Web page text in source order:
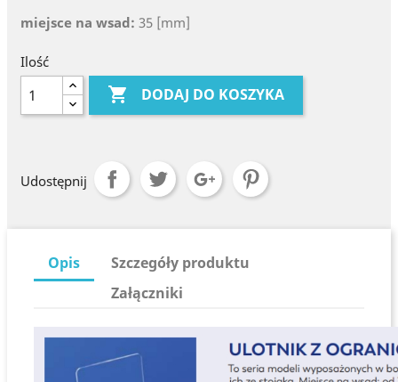
miejsce na wsad: 35 [mm]
Ilość
 DODAJ DO KOSZYKA
Udostępnij
Opis
Szczegóły produktu
Załączniki